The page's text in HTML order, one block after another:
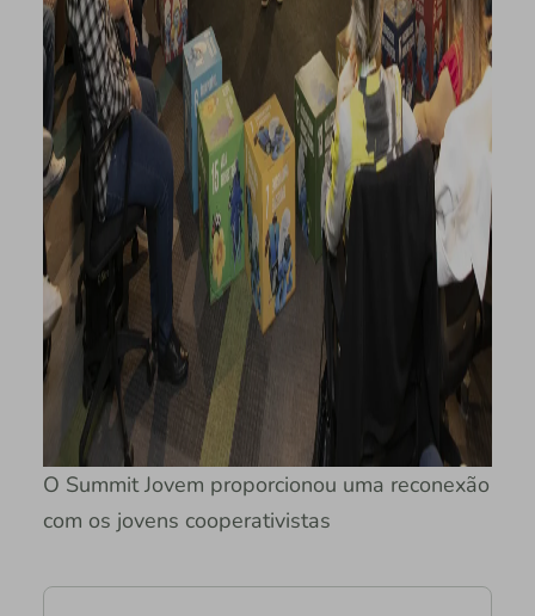
O Summit Jovem proporcionou uma reconexão
com os jovens cooperativistas